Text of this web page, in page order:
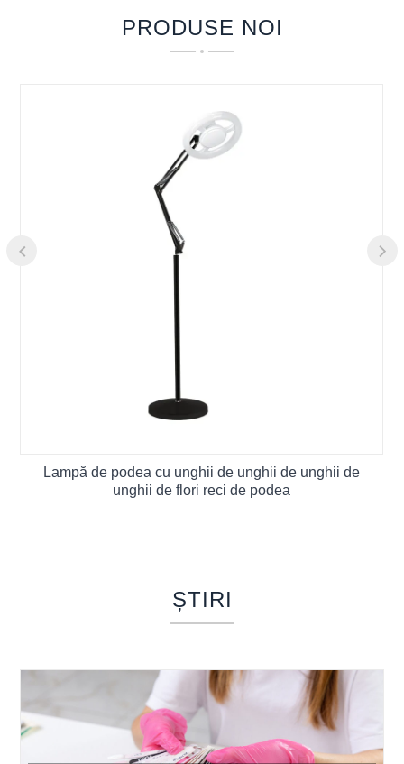
producție și vânzări.PRODUSE NOI
Lampă de podea cu unghii de unghii de unghii de
unghii de flori reci de podea
ȘTIRI